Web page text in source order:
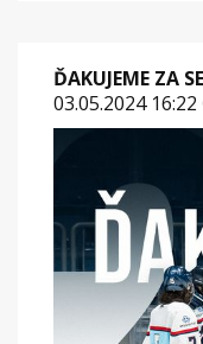
ĎAKUJEME ZA
03.05.2024 16:22